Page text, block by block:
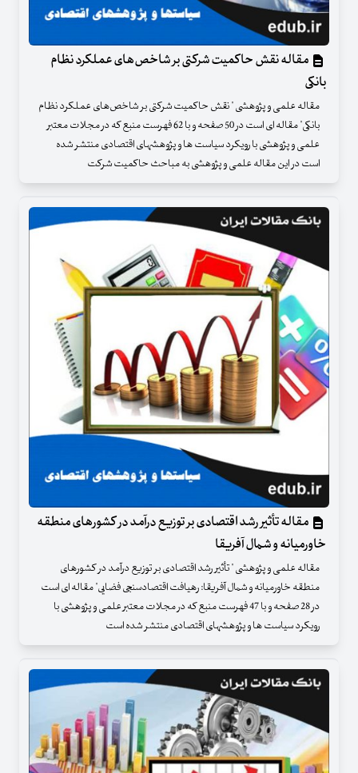
مقاله نقش حاکمیت شرکتی بر شاخص‌های عملکرد نظام
بانکی
مقاله علمی و پژوهشی " نقش حاکمیت شرکتی بر شاخص‌های عملکرد نظام
بانکی" مقاله ای است در 50 صفحه و با 62 فهرست منبع که در مجلات معتبر
علمی و پژوهشی با رویکرد سیاست ها و پژوهشهای اقتصادی منتشر شده
است در این مقاله علمی و پژوهشی به مباحث حاکمیت شرکت
مقاله تأثیر رشد اقتصادی بر توزیع درآمد در کشورهای منطقه
خاورمیانه و شمال آفریقا
مقاله علمی و پژوهشی " تأثیر رشد اقتصادی بر توزیع درآمد در کشورهای
منطقه خاورمیانه و شمال آفریقا: رهیافت اقتصادسنجی فضایی" مقاله ای است
در 28 صفحه و با 47 فهرست منبع که در مجلات معتبر علمی و پژوهشی با
رویکرد سیاست ها و پژوهشهای اقتصادی منتشر شده است